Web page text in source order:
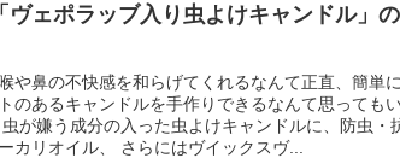
ヴェポラッブ入り虫よけキャンドル」の
や鼻の不快感を和らげてくれるなんて正直、簡単に
のあるキャンドルを手作りできるなんて思っても
が嫌う成分の入った虫よけキャンドルに、防虫・
カリオイル、 さらにはヴイックスヴ...